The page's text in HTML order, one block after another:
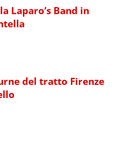
Laparo’s Band in
del tratto Firenze